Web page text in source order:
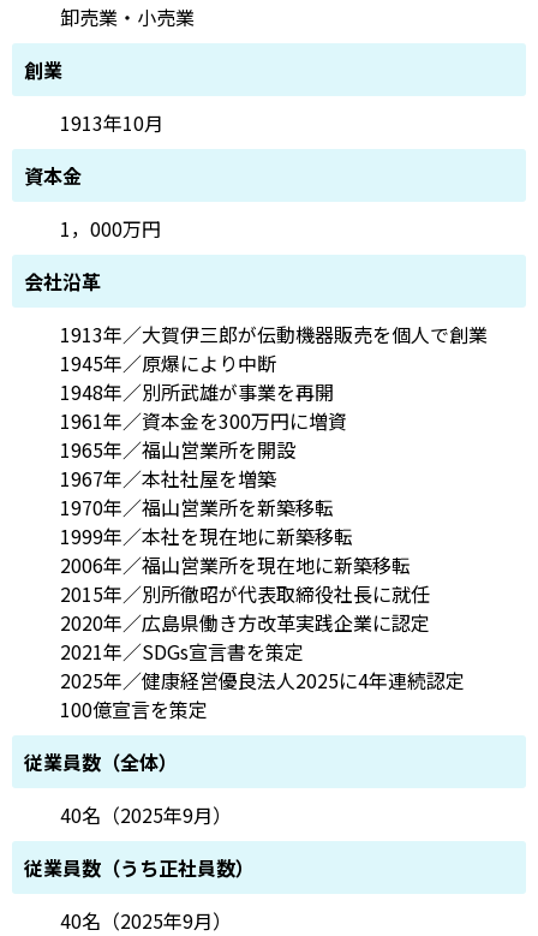
卸売業・小売業
創業
1913年10月
資本金
1，000万円
会社沿革
1913年／大賀伊三郎が伝動機器販売を個人で創業
1945年／原爆により中断
1948年／別所武雄が事業を再開
1961年／資本金を300万円に増資
1965年／福山営業所を開設
1967年／本社社屋を増築
1970年／福山営業所を新築移転
1999年／本社を現在地に新築移転
2006年／福山営業所を現在地に新築移転
2015年／別所徹昭が代表取締役社長に就任
2020年／広島県働き方改革実践企業に認定
2021年／SDGs宣言書を策定
2025年／健康経営優良法人2025に4年連続認定
100億宣言を策定
従業員数（全体）
40名（2025年9月）
従業員数（うち正社員数）
40名（2025年9月）